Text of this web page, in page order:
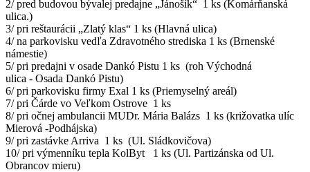
2/ pred budovou bývalej predajne „Jánošík“ 1 ks (Komárňanská
ulica.)
3/ pri reštaurácii „Zlatý klas“ 1 ks (Hlavná ulica)
4/ na parkovisku vedľa Zdravotného strediska 1 ks (Brnenské
námestie)
5/ pri predajni v osade Dankó Pistu 1 ks (roh Východná
ulica - Osada Dankó Pistu)
6/ pri parkovisku firmy Exal 1 ks (Priemyselný areál)
7/ pri Čárde vo Veľkom Ostrove 1 ks
8/ pri očnej ambulancii MUDr. Mária Balázs 1 ks (križovatka ulíc
Mierová -Podhájska)
9/ pri zastávke Arriva 1 ks (Ul. Sládkovičova)
10/ pri výmenníku tepla KolByt 1 ks (Ul. Partizánska od Ul.
Obrancov mieru)